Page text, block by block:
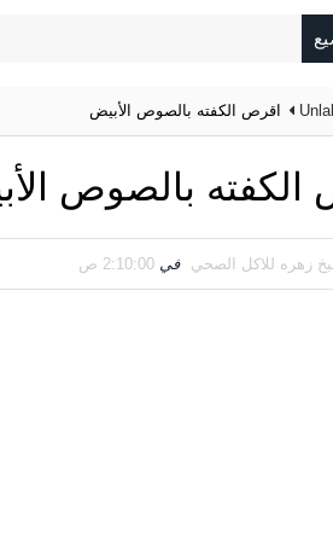
اقرص الكفته بالصوص الأبيض
الكفته بالصوص
زهره للاكل الصحي في 2:10:00 ص